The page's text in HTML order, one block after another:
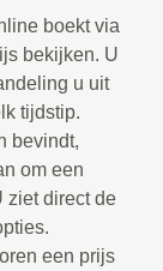
boekt via
bekijken. U
u uit
tijdstip.
bevindt,
om een
ziet direct de
een prijs